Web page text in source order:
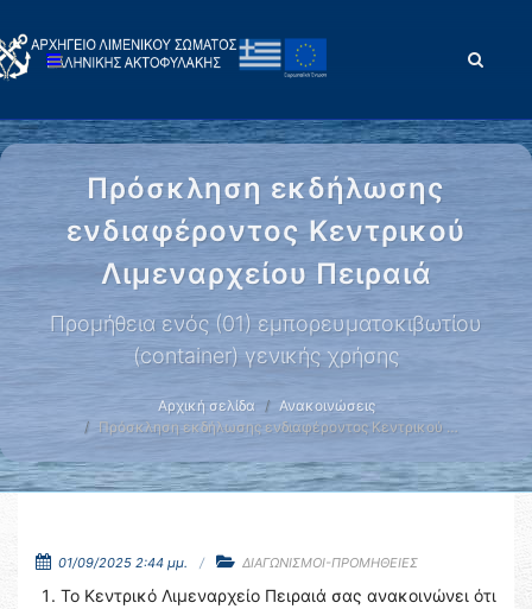
Πρόσκληση εκδήλωσης
ενδιαφέροντος Κεντρικού
Λιμεναρχείου Πειραιά
Προμήθεια ενός (01) εμπορευματοκιβωτίου
(container) γενικής χρήσης
Αρχική σελίδα
Ανακοινώσεις
Πρόσκληση εκδήλωσης ενδιαφέροντος Κεντρικού …
01/09/2025 2:44 μμ. ΔΙΑΓΩΝΙΣΜΟΙ-ΠΡΟΜΗΘΕΙΕΣ
Το Κεντρικό Λιμεναρχείο Πειραιά σας ανακοινώνει ότι